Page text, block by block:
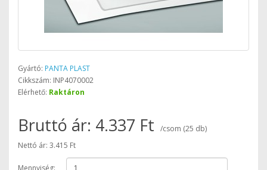
Gyártó: PANTA PLAST
Cikkszám: INP4070002
Elérhető: Raktáron
Bruttó ár: 4.337 Ft
/csom (25 db)
Nettó ár: 3.415 Ft
Mennyiség: